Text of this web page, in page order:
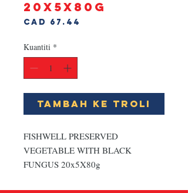
20x5X80g
CAD 67.44
Kuantiti *
Tambah ke Troli
FISHWELL PRESERVED
VEGETABLE WITH BLACK
FUNGUS 20x5X80g